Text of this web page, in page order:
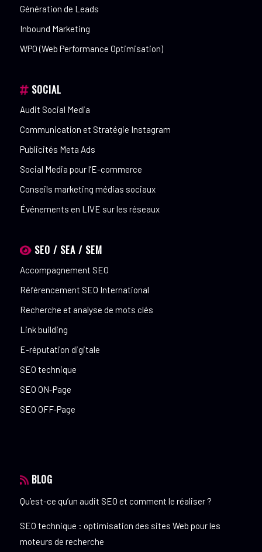
Génération de Leads
Inbound Marketing
WPO (Web Performance Optimisation)
SOCIAL
Audit Social Media
Communication et Stratégie Instagram
Publicités Meta Ads
Social Media pour l’E-commerce
Conseils marketing médias sociaux
Événements en LIVE sur les réseaux
SEO / SEA / SEM
Accompagnement SEO
Référencement SEO International
Recherche et analyse de mots clés
Link building
E-réputation digitale
SEO technique
SEO ON-Page
SEO OFF-Page
BLOG
Qu’est-ce qu’un audit SEO et comment le réaliser ?
SEO technique : optimisation des sites Web pour les
moteurs de recherche